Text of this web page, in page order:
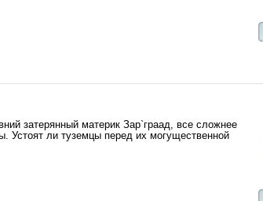
затерянный материк Зар`граад, все сложнее
Устоят ли туземцы перед их могущественной